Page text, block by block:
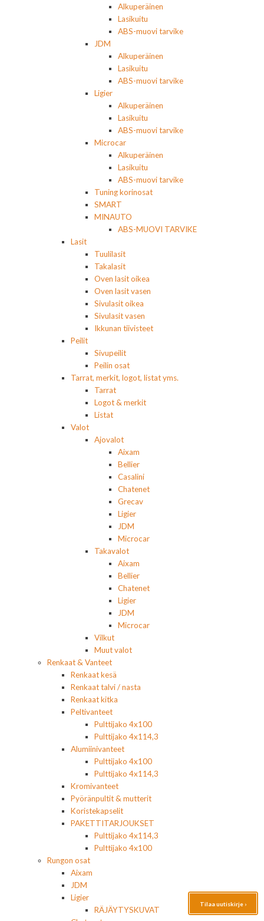
Alkuperäinen
Lasikuitu
ABS-muovi tarvike
JDM
Alkuperäinen
Lasikuitu
ABS-muovi tarvike
Ligier
Alkuperäinen
Lasikuitu
ABS-muovi tarvike
Microcar
Alkuperäinen
Lasikuitu
ABS-muovi tarvike
Tuning korinosat
SMART
MINAUTO
ABS-MUOVI TARVIKE
Lasit
Tuulilasit
Takalasit
Oven lasit oikea
Oven lasit vasen
Sivulasit oikea
Sivulasit vasen
Ikkunan tiivisteet
Peilit
Sivupeilit
Peilin osat
Tarrat, merkit, logot, listat yms.
Tarrat
Logot & merkit
Listat
Valot
Ajovalot
Aixam
Bellier
Casalini
Chatenet
Grecav
Ligier
JDM
Microcar
Takavalot
Aixam
Bellier
Chatenet
Ligier
JDM
Microcar
Vilkut
Muut valot
Renkaat & Vanteet
Renkaat kesä
Renkaat talvi / nasta
Renkaat kitka
Peltivanteet
Pulttijako 4x100
Pulttijako 4x114,3
Alumiinivanteet
Pulttijako 4x100
Pulttijako 4x114,3
Kromivanteet
Pyöränpultit & mutterit
Koristekapselit
PAKETTITARJOUKSET
Pulttijako 4x114,3
Pulttijako 4x100
Rungon osat
Aixam
JDM
Ligier
RÄJÄYTYSKUVAT
Tilaa uutiskirje ›